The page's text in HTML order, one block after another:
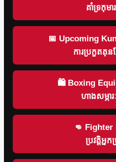
គាំទ្រកុមា
📅 Upcoming
ការប្រកួតគុន
🛍 Boxing
ហាងសម្ភា
👊
ប្រវត្តិអ្ន